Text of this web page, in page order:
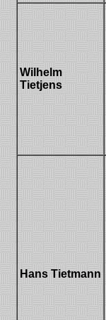
Wilhelm
Tietjens
Hans Tietmann